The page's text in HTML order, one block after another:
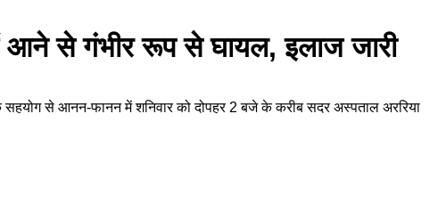
आने से गंभीर रूप से घायल, इलाज जारी
से आनन-फानन में शनिवार को दोपहर 2 बजे के करीब सदर अस्पताल अररिया